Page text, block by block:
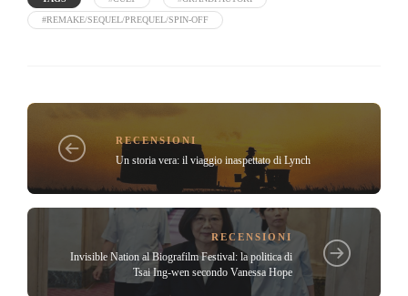
#REMAKE/SEQUEL/PREQUEL/SPIN-OFF
RECENSIONI
Un storia vera: il viaggio inaspettato di Lynch
RECENSIONI
Invisible Nation al Biografilm Festival: la politica di
Tsai Ing-wen secondo Vanessa Hope